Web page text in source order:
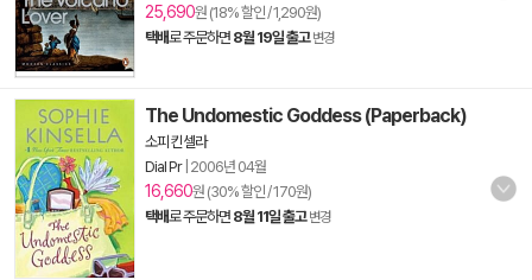
25,690원 (18% 할인 / 1,290원)
택배로 주문하면 8월 19일 출고 변경
The Undomestic Goddess (Paperback)
소피 킨셀라
Dial Pr 2006년 04월
16,660원 (30% 할인 / 170원)
택배로 주문하면 8월 11일 출고 변경